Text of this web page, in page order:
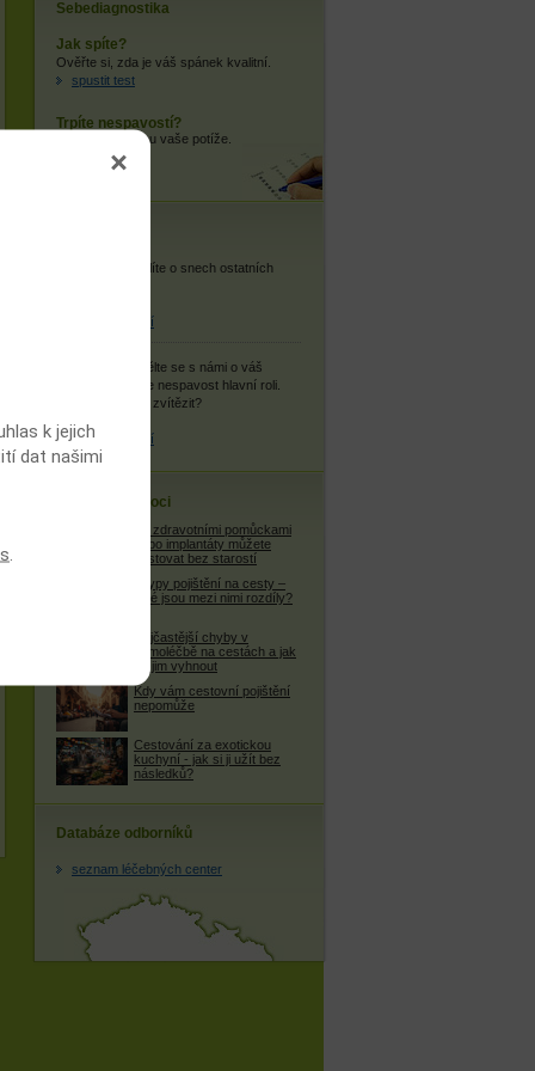
Sebediagnostika
Jak spíte?
Ověřte si, zda je váš spánek kvalitní.
spustit test
Trpíte nespavostí?
Zjistěte, jaké jsou vaše potíže.
spustit test
Co si myslíte o snech ostatních
více informací
Podělte se s námi o váš
příběh, kde hraje nespavost hlavní roli.
Podařilo se vám zvítězit?
více informací
Cestovní nemoci
Se zdravotními pomůckami
nebo implantáty můžete
cestovat bez starostí
4 typy pojištění na cesty –
jaké jsou mezi nimi rozdíly?
Nejčastější chyby v
samoléčbě na cestách a jak
se jim vyhnout
Kdy vám cestovní pojištění
nepomůže
Cestování za exotickou
kuchyní - jak si ji užít bez
následků?
Databáze odborníků
seznam léčebných center
k jejich
dat našimi